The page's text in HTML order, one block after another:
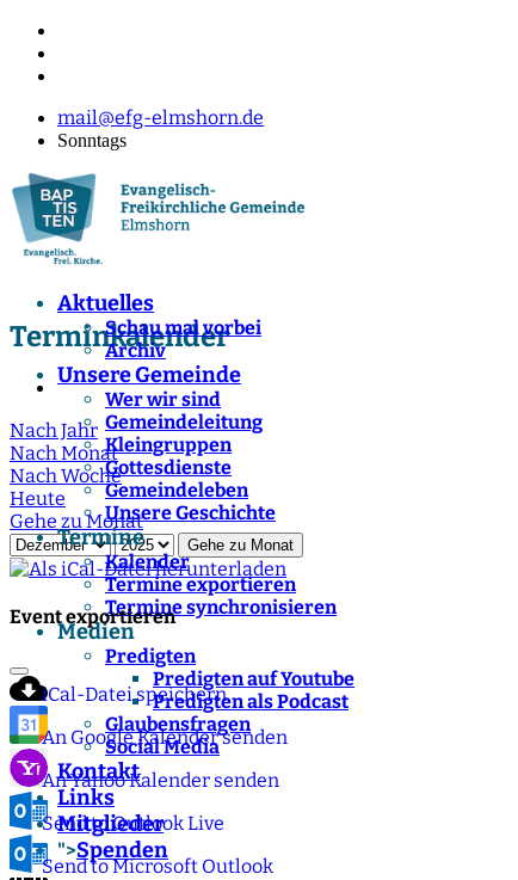
mail@efg-elmshorn.de
Sonntags
Aktuelles
Schau mal vorbei
Archiv
Unsere Gemeinde
Wer wir sind
Gemeindeleitung
Kleingruppen
Gottesdienste
Gemeindeleben
Unsere Geschichte
Termine
Kalender
Termine exportieren
Termine synchronisieren
Medien
Predigten
Predigten auf Youtube
Predigten als Podcast
Glaubensfragen
Social Media
Kontakt
Links
Mitglieder
">Spenden
Terminkalender
Nach Jahr
Nach Monat
Nach Woche
Heute
Gehe zu Monat
Gehe zu Monat
Event exportieren
iCal-Datei speichern
An Google Kalender senden
An Yahoo Kalender senden
Send to Outlook Live
Send to Microsoft Outlook